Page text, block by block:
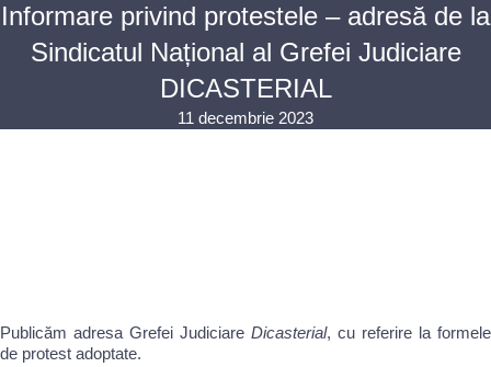
Informare privind protestele – adresă de la
Sindicatul Național al Grefei Judiciare
DICASTERIAL
11 decembrie 2023
Publicăm adresa Grefei Judiciare Dicasterial, cu referire la formele
de protest adoptate.